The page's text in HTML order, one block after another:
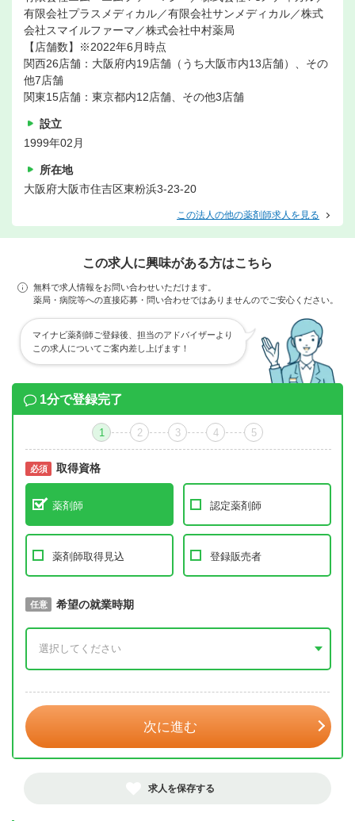
有限会社プラスメディカル／有限会社サンメディカル／株式
会社スマイルファーマ／株式会社中村薬局
【店舗数】※2022年6月時点
関西26店舗：大阪府内19店舗（うち大阪市内13店舗）、その
他7店舗
関東15店舗：東京都内12店舗、その他3店舗
設立
1999年02月
所在地
大阪府大阪市住吉区東粉浜3-23-20
この法人の他の薬剤師求人を見る
この求人に興味がある方はこちら
無料で求人情報をお問い合わせいただけます。
薬局・病院等への直接応募・問い合わせではありませんのでご安心ください。
マイナビ薬剤師ご登録後、担当のアドバイザーより
この求人についてご案内差し上げます！
1分で登録完了
1 2 3 4 5
必須 取得資格
薬剤師 認定薬剤師
薬剤師取得見込 登録販売者
必須 取得予定年
任意 希望の就業時期
次に進む
求人を保存する